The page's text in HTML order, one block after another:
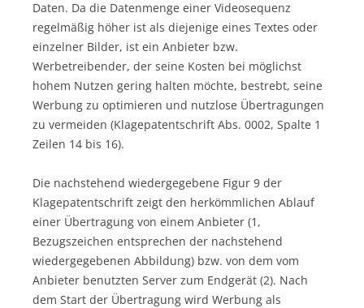
Daten. Da die Datenmenge einer Videosequenz
regelmäßig höher ist als diejenige eines Textes oder
einzelner Bilder, ist ein Anbieter bzw.
Werbetreibender, der seine Kosten bei möglichst
hohem Nutzen gering halten möchte, bestrebt, seine
Werbung zu optimieren und nutzlose Übertragungen
zu vermeiden (Klagepatentschrift Abs. 0002, Spalte 1
Zeilen 14 bis 16).
Die nachstehend wiedergegebene Figur 9 der
Klagepatentschrift zeigt den herkömmlichen Ablauf
einer Übertragung von einem Anbieter (1,
Bezugszeichen entsprechen der nachstehend
wiedergegebenen Abbildung) bzw. von dem vom
Anbieter benutzten Server zum Endgerät (2). Nach
dem Start der Übertragung wird Werbung als